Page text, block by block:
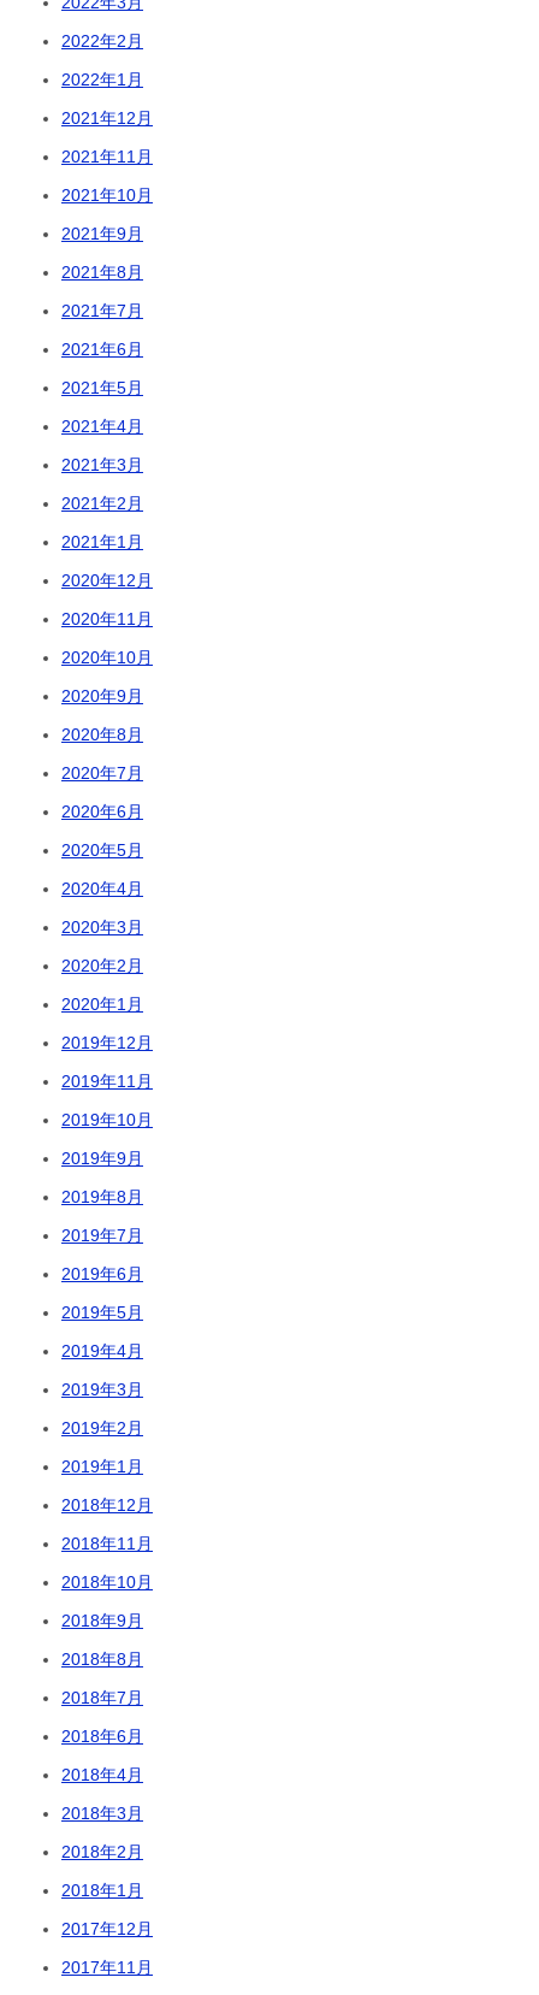
2022年2月
2022年1月
2021年12月
2021年11月
2021年10月
2021年9月
2021年8月
2021年7月
2021年6月
2021年5月
2021年4月
2021年3月
2021年2月
2021年1月
2020年12月
2020年11月
2020年10月
2020年9月
2020年8月
2020年7月
2020年6月
2020年5月
2020年4月
2020年3月
2020年2月
2020年1月
2019年12月
2019年11月
2019年10月
2019年9月
2019年8月
2019年7月
2019年6月
2019年5月
2019年4月
2019年3月
2019年2月
2019年1月
2018年12月
2018年11月
2018年10月
2018年9月
2018年8月
2018年7月
2018年6月
2018年4月
2018年3月
2018年2月
2018年1月
2017年12月
2017年11月